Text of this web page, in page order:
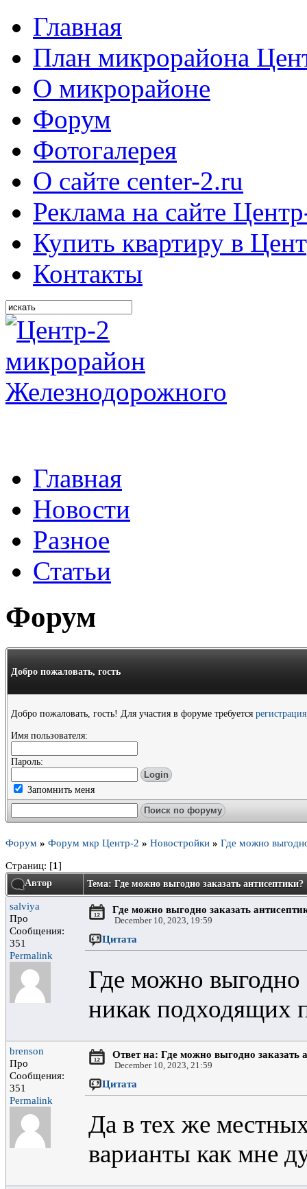
Главная
План микрорайона
О микрорайоне
Форум
Фотогалерея
О сайте center-2.ru
Реклама на сайте
Купить квартиру в
Контакты
Главная
Новости
Разное
Статьи
Форум
Добро пожаловать, гость
Добро пожаловать, гость! Для участия в форуме требуется
Имя пользователя:
Пароль:
Запомнить меня
Форум » Форум мкр Центр-2 » Новостройки » Где можно
Страниц: [1]
Автор Тема: Где можно выгодно заказать антисептики?
salviya
Про
Сообщения:
351
Permalink
Где можно выгодно заказать
December 10, 2023, 19:59
Цитата
Где можно выгодно
никак подходящих
brenson
Про
Сообщения:
351
Permalink
Ответ на: Где можно выгодно заказать
December 10, 2023, 21:59
Цитата
Да в тех же
варианты как мне